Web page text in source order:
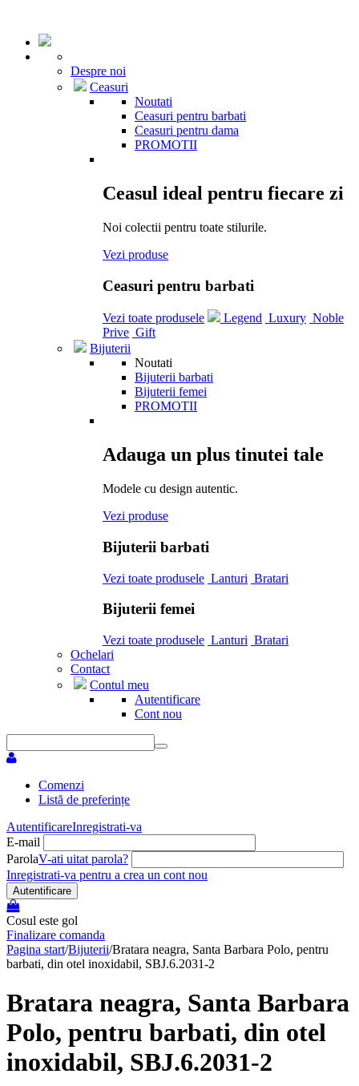
Despre noi
Ceasuri
Noutati
Ceasuri pentru barbati
Ceasuri pentru dama
PROMOTII
Ceasul ideal pentru fiecare zi
Noi colectii pentru toate stilurile.
Vezi produse
Ceasuri pentru barbati
Vezi toate produsele Legend Luxury Noble
Prive Gift
Bijuterii
Noutati
Bijuterii barbati
Bijuterii femei
PROMOTII
Adauga un plus tinutei tale
Modele cu design autentic.
Vezi produse
Bijuterii barbati
Vezi toate produsele Lanturi Bratari
Bijuterii femei
Vezi toate produsele Lanturi Bratari
Ochelari
Contact
Contul meu
Autentificare
Cont nou
Comenzi
Listă de preferințe
AutentificareInregistrati-va
E-mail
ParolaV-ati uitat parola?
Inregistrati-va pentru a crea un cont nou
Autentificare
Cosul este gol
Finalizare comanda
Pagina start/Bijuterii/Bratara neagra, Santa Barbara Polo, pentru
barbati, din otel inoxidabil, SBJ.6.2031-2
Bratara neagra, Santa Barbara
Polo, pentru barbati, din otel
inoxidabil, SBJ.6.2031-2